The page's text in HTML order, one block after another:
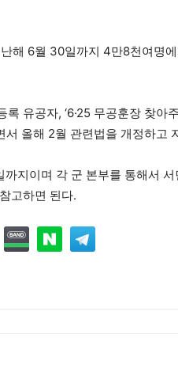
해 6월 30일까지 4만8천여명
록 유공자, ‘6·25 무공훈장 찾아
서 올해 2월 관련법을 개정하고
지이며 각 군 본부를 통해서
고하면 된다.